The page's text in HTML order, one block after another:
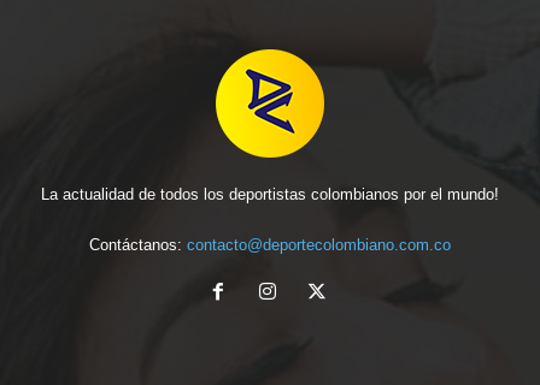
La actualidad de todos los deportistas colombianos por el mundo!
Contáctanos: contacto@deportecolombiano.com.co